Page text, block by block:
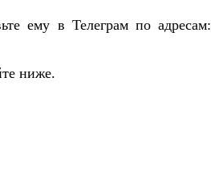
ему в Телеграм по адресам:
ниже.